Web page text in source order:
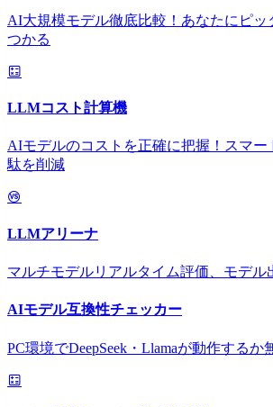
AI大規模モデル徹底比較！あなたにピッ
つかる
LLMコスト計算機
AIモデルのコストを正確に把握！スマー
駄を削減
LLMアリーナ
マルチモデルリアルタイム評価、モデル
AIモデル互換性チェッカー
PC環境でDeepSeek・Llamaが動作するか